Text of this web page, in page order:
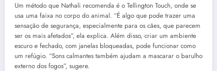
Um método que Nathali recomenda é o Tellington Touch, onde se
usa uma faixa no corpo do animal. “É algo que pode trazer uma
sensação de segurança, especialmente para os cães, que parecem
ser os mais afetados”, ela explica. Além disso, criar um ambiente
escuro e fechado, com janelas bloqueadas, pode funcionar como
um refúgio. “Sons calmantes também ajudam a mascarar o barulho
externo dos fogos”, sugere.